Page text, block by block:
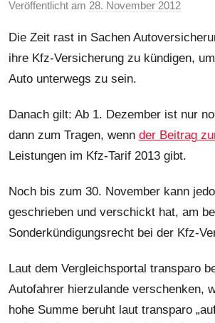
Veröffentlicht am 28. November 2012v
n
a
i
n
Die Zeit rast in Sachen
ihre Kfz-Versicherung zu kündigen,
Auto unterwegs zu sein.
Danach gilt: Ab 1. Dezember ist nur
dann zum Tragen, wenn der Beitrag
Leistungen im Kfz-Tarif 2013 gibt.
Noch bis zum 30. November kann
geschrieben und verschickt hat, am
Sonderkündigungsrecht bei der Kfz-
Laut dem Vergleichsportal transparo
Autofahrer hierzulande verschenken,
hohe Summe beruht laut transparo